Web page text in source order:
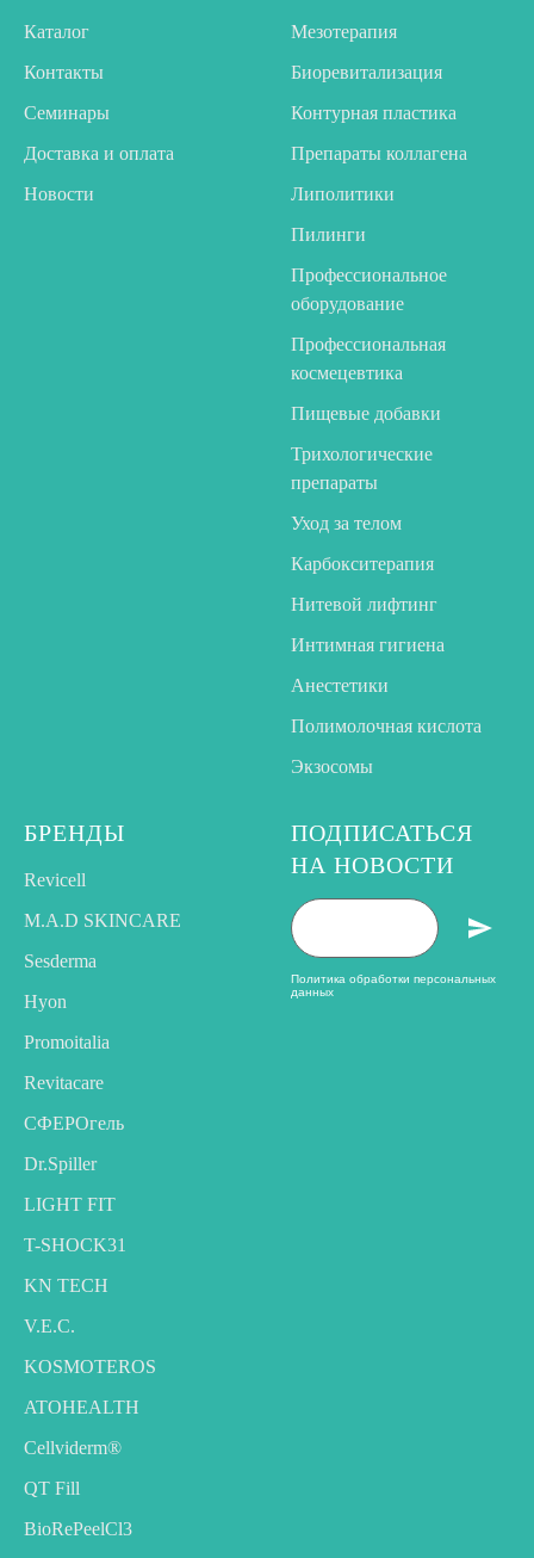
Каталог
Контакты
Семинары
Доставка и оплата
Новости
Мезотерапия
Биоревитализация
Контурная пластика
Препараты коллагена
Липолитики
Пилинги
Профессиональное
оборудование
Профессиональная
космецевтика
Пищевые добавки
Трихологические
препараты
Уход за телом
Карбокситерапия
Нитевой лифтинг
Интимная гигиена
Анестетики
Полимолочная кислота
Экзосомы
БРЕНДЫ
Revicell
M.A.D SKINCARE
Sesderma
Hyon
Promoitalia
Revitacare
CФЕРОгель
Dr.Spiller
LIGHT FIT
T-SHOCK31
KN TECH
V.E.C.
KOSMOTEROS
ATOHEALTH
Cellviderm®
QT Fill
BioRePeelCl3
ПОДПИСАТЬСЯ
НА НОВОСТИ
Политика обработки персональных
данных